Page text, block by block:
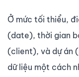
Ở mức tối thiểu,
(date), thời gian
(client), và dự án
dữ liệu một cách